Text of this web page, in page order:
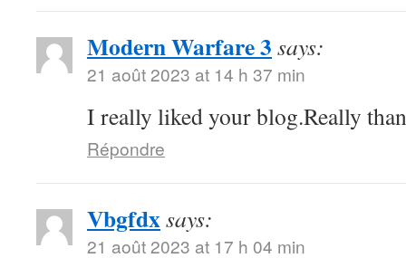
Modern Warfare 3 says:
21 août 2023 at 14 h 37 min
I really liked your blog.Really
Répondre
Vbgfdxsays:
21 août 2023 at 17 h 04 min